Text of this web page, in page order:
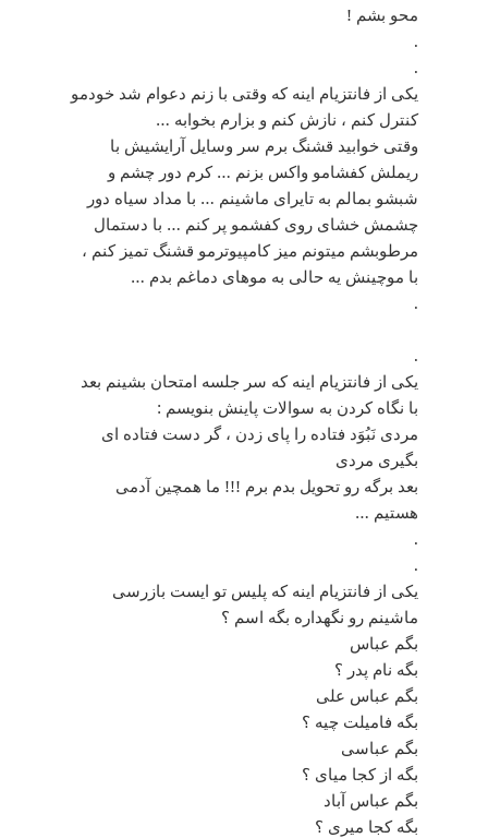
محو بشم !
.
.
یکی از فانتزیام اینه که وقتی با زنم دعوام شد خودمو
کنترل کنم ، نازش کنم و بزارم بخوابه …
وقتی خوابید قشنگ برم سر وسایل آرایشیش با
ریملش کفشامو واکس بزنم … کرم دور چشم و
شبشو بمالم به تایرای ماشینم … با مداد سیاه دور
چشمش خشای روی کفشمو پر کنم … با دستمال
مرطوبشم میتونم میز کامپیوترمو قشنگ تمیز کنم ،
با موچینش یه حالی به موهای دماغم بدم …
.
.
ﯾﮑﯽ ﺍﺯ ﻓﺎﻧﺘﺰﯾﺎﻡ ﺍﯾﻨﻪ ﮐﻪ ﺳﺮ ﺟﻠﺴﻪ ﺍﻣﺘﺤﺎﻥ ﺑﺸﯿﻨﻢ ﺑﻌﺪ
ﺑﺎ ﻧﮕﺎﻩ ﮐﺮﺩﻥ ﺑﻪ ﺳﻮﺍﻻﺕ ﭘﺎﯾﻨﺶ ﺑﻨﻮﯾﺴﻢ :
ﻣﺮﺩﯼ ﻧَﺒُﻮَﺩ ﻓﺘﺎﺩﻩ ﺭﺍ ﭘﺎﯼ ﺯﺩﻥ ، ﮔﺮ ﺩﺳﺖ ﻓﺘﺎﺩﻩ ﺍﯼ
ﺑﮕﻴﺮﯼ ﻣﺮﺩﯼ
ﺑﻌﺪ ﺑﺮﮔﻪ ﺭﻭ ﺗﺤﻮﯾﻞ ﺑﺪﻡ ﺑﺮﻡ !!! ﻣﺎ ﻫﻤﭽﯿﻦ ﺁﺩﻣﯽ
ﻫﺴﺘﯿﻢ …
.
.
یکی از فانتزیام اینه که پلیس تو ایست بازرسی
ماشینم رو نگهداره بگه اسم ؟
بگم عباس
بگه نام پدر ؟
بگم عباس علی
بگه فامیلت چیه ؟
بگم عباسی
بگه از کجا میای ؟
بگم عباس آباد
بگه کجا میری ؟